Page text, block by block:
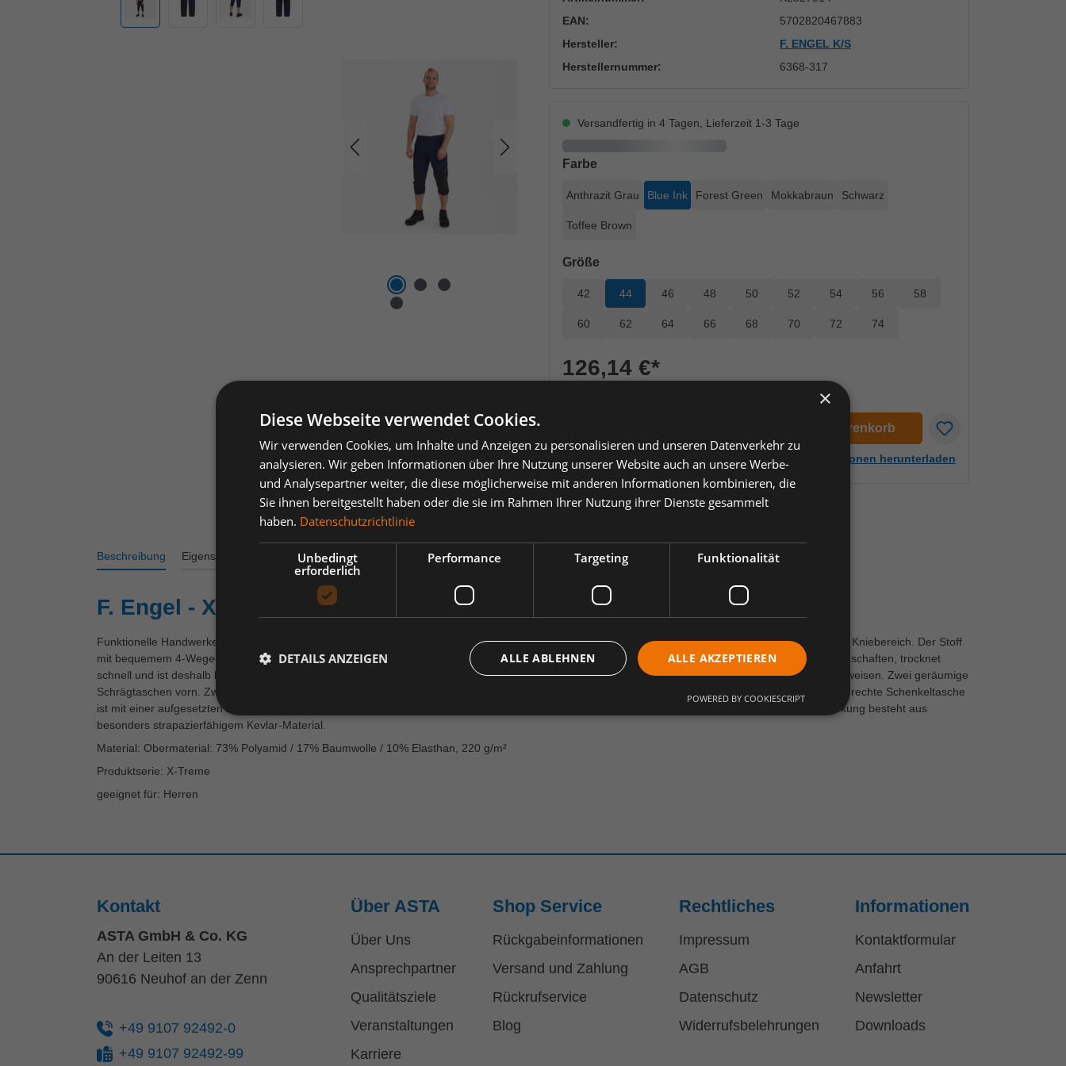
Hersteller: F. ENGEL K/S
EAN:
5702820467883
Herstellernummer: 6368-317
Versandfertig in 4 Tagen, Lieferzeit 1-3 Tage
Farbe
Anthrazit Grau Blue Ink Forest Green Mokkabraun Schwarz
Toffee Brown
Größe
42 44 46 48 50 52 54 56 58
60 62 64 66 68 70 72 74
126,14 €*
In den Warenkorb
Artikelinformationen herunterladen
Beschreibung Eigenschaften Varianten Bewertungen
F. Engel - X-treme 3/4-Hose mit 4-Wege-Stretch Blue Ink, Gr. 44
Funktionelle Handwerker 3/4-Hose mit einer modernen Passform und vielen praktischen Details. Optimale Passform mit z. B. ergonomisch geformtem Kniebereich. Der Stoff
mit bequemem 4-Wege-Stretch bietet erstklassige Haltbarkeit und Atmungsaktivität. Das Gewebe hat hervorragende feuchtigkeitsabsorbierende Eigenschaften, trocknet
schnell und ist deshalb besonders komfortabel. Knöpfe fu¨r das leichte Anbringen von Holstertaschen. D-Ring vorne fu¨r die Befestigung von z. B. Ausweisen. Zwei geräumige
Schrägtaschen vorn. Zwei Gesäßtaschen. Zwei Schenkeltaschen mit Reißverschluss. Die linke Schenkeltasche hat eine zusätzliche Handytasche. Die rechte Schenkeltasche
ist mit einer aufgesetzten Zollstocktasche mit zusätzlichen Unterteilungen versehen. Knieverstärkung/Knietasche mit Klettverschluss. Die Knieverstärkung besteht aus
besonders strapazierfähigem Kevlar-Material.
Material: Obermaterial: 73% Polyamid / 17% Baumwolle / 10% Elasthan, 220 g/m²
Produktserie: X-Treme
geeignet für: Herren
Kontakt
ASTA GmbH & Co. KG
An der Leiten 13
90616 Neuhof an der Zenn
+49 9107 92492-0
+49 9107 92492-99
Über ASTA
Über Uns
Ansprechpartner
Qualitätsziele
Veranstaltungen
Karriere
Shop Service
Rückgabeinformationen
Versand und Zahlung
Rückrufservice
Blog
Rechtliches
Impressum
AGB
Datenschutz
Widerrufsbelehrungen
Informationen
Kontaktformular
Anfahrt
Newsletter
Downloads
×
Diese Webseite verwendet Cookies.
Wir verwenden Cookies, um Inhalte und Anzeigen zu personalisieren und unseren Datenverkehr zu
analysieren. Wir geben Informationen über Ihre Nutzung unserer Website auch an unsere Werbe-
und Analysepartner weiter, die diese möglicherweise mit anderen Informationen kombinieren, die
Sie ihnen bereitgestellt haben oder die sie im Rahmen Ihrer Nutzung ihrer Dienste gesammelt
haben. Datenschutzrichtlinie
Unbedingt
erforderlich
Performance Targeting Funktionalität
ALLE AKZEPTIEREN
ALLE ABLEHNEN
DETAILS ANZEIGEN
POWERED BY COOKIESCRIPT